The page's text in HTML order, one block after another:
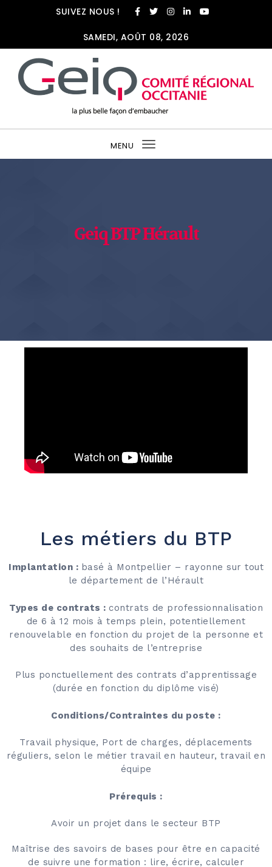
SUIVEZ NOUS !
SAMEDI, AOÛT 08, 2026
MENU
Toggle
Geiq BTP Hérault
Les métiers du BTP
Implantation : basé à Montpellier – rayonne sur tout
le département de l’Hérault
Types de contrats : contrats de professionnalisation
de 6 à 12 mois à temps plein, potentiellement
renouvelable en fonction du projet de la personne et
des souhaits de l’entreprise
Plus ponctuellement des contrats d’apprentissage
(durée en fonction du diplôme visé)
Conditions/Contraintes du poste :
Travail physique, Port de charges, déplacements
réguliers, selon le métier travail en hauteur, travail en
équipe
Prérequis :
Avoir un projet dans le secteur BTP
Maîtrise des savoirs de bases pour être en capacité
de suivre une formation : lire, écrire, calculer